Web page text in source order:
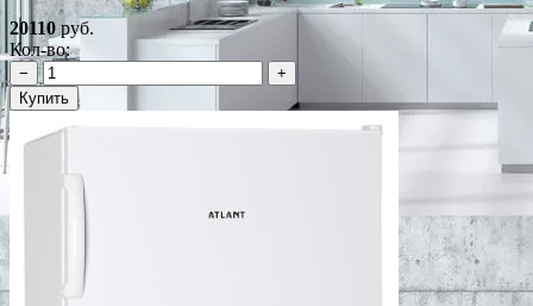
20110 руб.
Кол-во:
−
+
Купить